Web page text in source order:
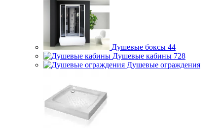
Душевые боксы 44
Душевые кабины 728
Душевые ограждения